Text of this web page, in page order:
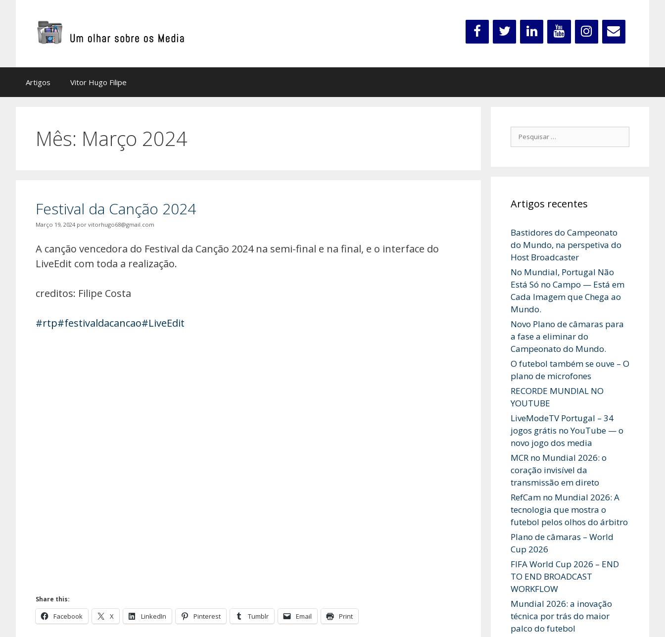
Artigos Vitor Hugo Filipe
Mês: Março 2024
Festival da Canção 2024
Março 19, 2024 por vitorhugo68@gmail.com
A canção vencedora do Festival da Canção 2024 na semi-final e na final, e o interface do
LiveEdit com toda a realização.
creditos: Filipe Costa
#rtp#festivaldacancao#LiveEdit
Share this:
Facebook X LinkedIn Pinterest Tumblr Email Print
Pesquisar
por:
Artigos recentes
Bastidores do Campeonato
do Mundo, na perspetiva do
Host Broadcaster
No Mundial, Portugal Não
Está Só no Campo — Está em
Cada Imagem que Chega ao
Mundo.
Novo Plano de câmaras para
a fase a eliminar do
Campeonato do Mundo.
O futebol também se ouve – O
plano de microfones
RECORDE MUNDIAL NO
YOUTUBE
LiveModeTV Portugal – 34
jogos grátis no YouTube — o
novo jogo dos media
MCR no Mundial 2026: o
coração invisível da
transmissão em direto
RefCam no Mundial 2026: A
tecnologia que mostra o
futebol pelos olhos do árbitro
Plano de câmaras – World
Cup 2026
FIFA World Cup 2026 – END
TO END BROADCAST
WORKFLOW
Mundial 2026: a inovação
técnica por trás do maior
palco do futebol